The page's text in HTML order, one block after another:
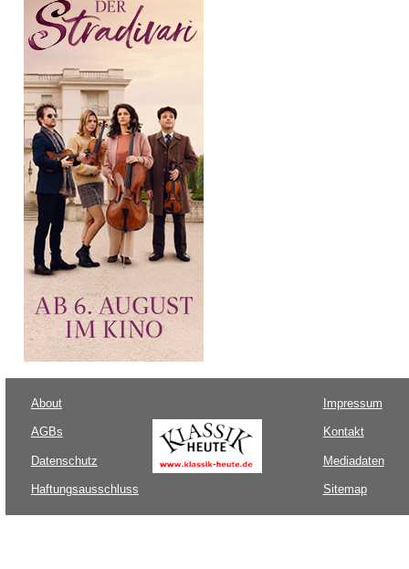
About
AGBs
Datenschutz
Haftungsausschluss
Impressum
Kontakt
Mediadaten
Sitemap